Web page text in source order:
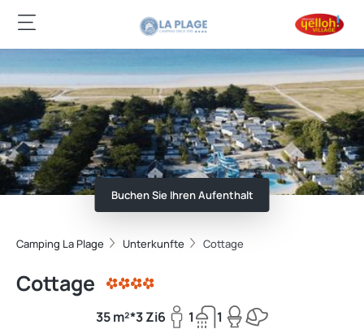
Buchen Sie Ihren Aufenthalt
Camping La Plage Unterkunfte Cottage
Cottage
35 m²*3 Zi6 1 1